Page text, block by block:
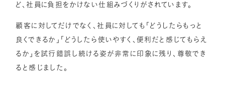
ど、社員に負担をかけない仕組みづくりがされています。
顧客に対してだけでなく、社員に対しても「どうしたらもっと
良くできるか」「どうしたら使いやすく、便利だと感じてもらえ
るか」を試行錯誤し続ける姿が非常に印象に残り、尊敬でき
ると感じました。